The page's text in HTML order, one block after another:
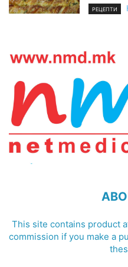
РЕЦЕПТИ
This site contains product
commission if you make a